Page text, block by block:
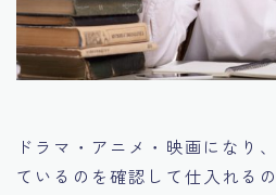
ドラマ・アニメ・映画になり
ているのを確認して仕入れる